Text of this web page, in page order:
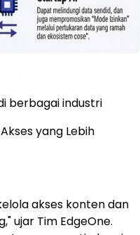
berbagai industri
yang Lebih
akses konten dan
ujar Tim EdgeOne.